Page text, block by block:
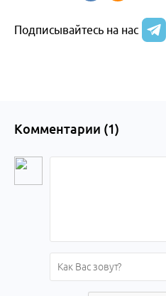
Подписывайтесь на нас
Комментарии (1)